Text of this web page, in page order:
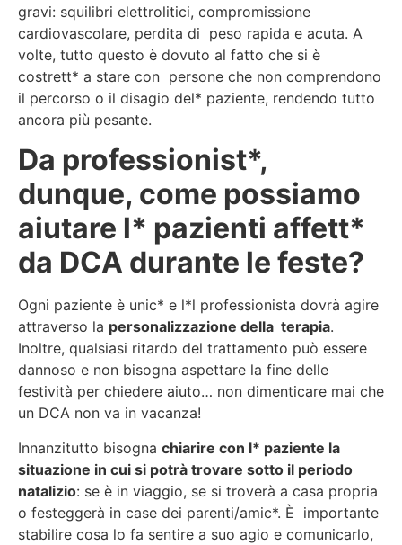
gravi: squilibri elettrolitici, compromissione
cardiovascolare, perdita di peso rapida e acuta. A
volte, tutto questo è dovuto al fatto che si è
costrett* a stare con persone che non comprendono
il percorso o il disagio del* paziente, rendendo tutto
ancora più pesante.
Da professionist*,
dunque, come possiamo
aiutare l* pazienti affett*
da DCA durante le feste?
Ogni paziente è unic* e l*l professionista dovrà agire
attraverso la personalizzazione della terapia.
Inoltre, qualsiasi ritardo del trattamento può essere
dannoso e non bisogna aspettare la fine delle
festività per chiedere aiuto… non dimenticare mai che
un DCA non va in vacanza!
Innanzitutto bisogna chiarire con l* paziente la
situazione in cui si potrà trovare sotto il periodo
natalizio: se è in viaggio, se si troverà a casa propria
o festeggerà in case dei parenti/amic*. È importante
stabilire cosa lo fa sentire a suo agio e comunicarlo,